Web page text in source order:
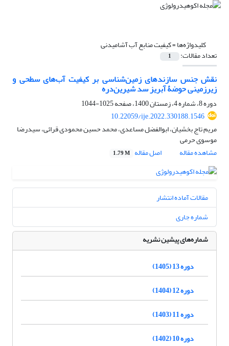
کلیدواژه‌ها =کیفیت منابع آب آشامیدنی
تعداد مقالات: 1
نقش جنس سازندهای زمین‌شناسی بر کیفیت آب‌های سطحی و
زیرزمینی حوضۀ آبریز سد شیرین‌دره
دوره 8، شماره 4، زمستان 1400، صفحه
1025-1044
10.22059/ije.2022.330188.1546
مریم تاج بخشیان، ابوالفضل مساعدی، محمد حسین محمودی قرائی، سیدرضا
موسوی حرمی
مشاهده مقاله
اصل مقاله 1.79 M
مقالات آماده انتشار
شماره جاری
شماره‌های پیشین نشریه
دوره 13 (1405)
دوره 12 (1404)
دوره 11 (1403)
دوره 10 (1402)